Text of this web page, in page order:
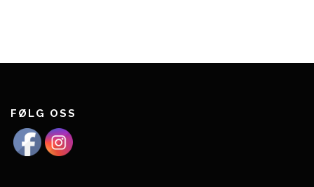
FØLG OSS